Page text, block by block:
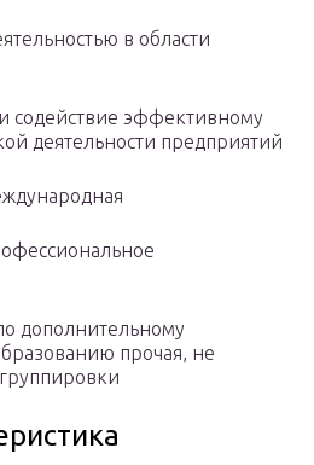
в области
содействие эффективному
деятельности предприятий
дополнительному
прочая, не